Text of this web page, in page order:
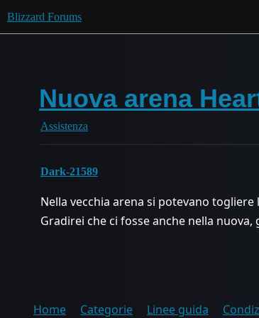
Blizzard Forums
Nuova arena
Assistenza
Dark-21589
Nella vecchia arena si potevano
Gradirei che ci fosse anche nella nuova,
Home Categorie Linee guida